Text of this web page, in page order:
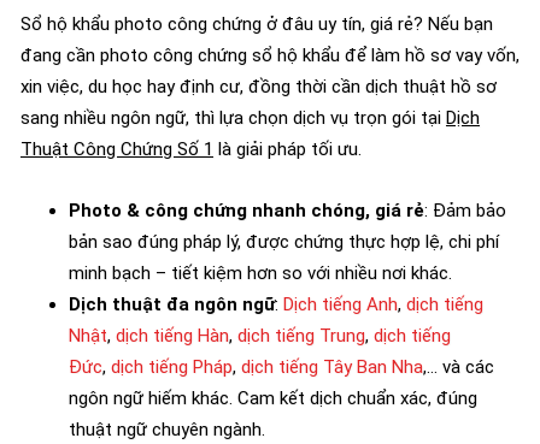
Sổ hộ khẩu photo công chứng ở đâu uy tín, giá rẻ? Nếu bạn
đang cần photo công chứng sổ hộ khẩu để làm hồ sơ vay vốn,
xin việc, du học hay định cư, đồng thời cần dịch thuật hồ sơ
sang nhiều ngôn ngữ, thì lựa chọn dịch vụ trọn gói tại Dịch
Thuật Công Chứng Số 1 là giải pháp tối ưu.
Photo & công chứng nhanh chóng, giá rẻ: Đảm bảo
bản sao đúng pháp lý, được chứng thực hợp lệ, chi phí
minh bạch – tiết kiệm hơn so với nhiều nơi khác.
Dịch thuật đa ngôn ngữ: Dịch tiếng Anh, dịch tiếng
Nhật, dịch tiếng Hàn, dịch tiếng Trung, dịch tiếng
Đức, dịch tiếng Pháp, dịch tiếng Tây Ban Nha,… và các
ngôn ngữ hiếm khác. Cam kết dịch chuẩn xác, đúng
thuật ngữ chuyên ngành.